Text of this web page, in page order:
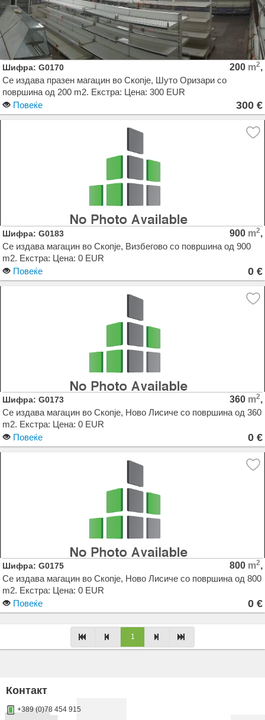
Шифра: G0170 200 m2,
Се издава празен магацин во Скопје, Шуто Оризари со
површина од 200 m2. Екстра: Цена: 300 EUR
Повеќе
300 €
Шифра: G0183 900 m2,
Се издава магацин во Скопје, Визбегово со површина од 900
m2. Екстра: Цена: 0 EUR
Повеќе
0 €
Шифра: G0173 360 m2,
Се издава магацин во Скопје, Ново Лисиче со површина од 360
m2. Екстра: Цена: 0 EUR
Повеќе
0 €
Шифра: G0175 800 m2,
Се издава магацин во Скопје, Ново Лисиче со површина од 800
m2. Екстра: Цена: 0 EUR
Повеќе
0 €
Agencija Novel Nedviznosti: Izdavanje i Prodazba na Stanovi, Kuki, Kat od kuka, Kancelarii,
1
Контакт
+389 (0)78 454 915